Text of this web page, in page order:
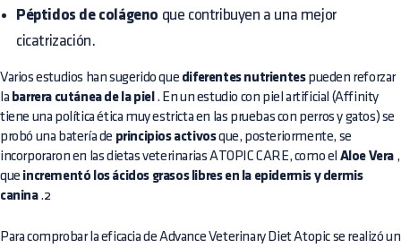
Péptidos de colágeno que contribuyen a una mejor
cicatrización.
Varios estudios han sugerido que diferentes nutrientespueden reforzar
la barrera cutánea de la piel . En un estudio con piel artificial (Affinity
tiene una política ética muy estricta en las pruebas con perros y gatos) se
probó una batería de principios activosque, posteriormente, se
incorporaron en las dietas veterinarias ATOPIC CARE, como el Aloe Vera ,
que incrementó los ácidos grasos libres en la epidermis y dermis
canina.2
Para comprobar la eficacia de Advance Veterinary Diet Atopic se realizó un